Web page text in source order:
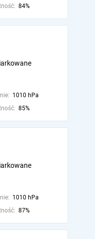
84%
1010 hPa
85%
1010 hPa
87%